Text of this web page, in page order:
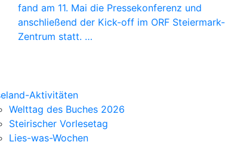
fand am 11. Mai die Pressekonferenz und
anschließend der Kick-off im ORF Steiermark-
Zentrum statt. …
Aktivitäten
Welttag des Buches 2026
Steirischer Vorlesetag
Lies-was-Wochen